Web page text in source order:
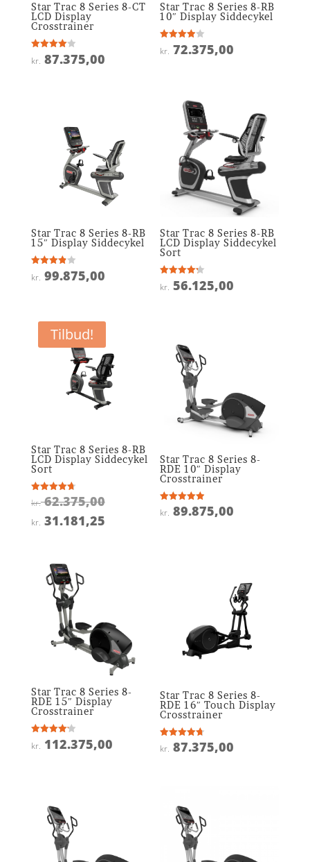
Star Trac 8 Series 8-CT
LCD Display
Crosstrainer
Vurderet
4
kr. 87.375,00
Star Trac 8 Series 8-RB
10″ Display Siddecykel
Vurderet
3.9
kr. 72.375,00
Star Trac 8 Series 8-RB
15″ Display Siddecykel
Vurderet
3.9
kr. 99.875,00
Star Trac 8 Series 8-RB
LCD Display Siddecykel
Sort
Vurderet
4.2
kr. 56.125,00
Tilbud!
Star Trac 8 Series 8-RB
LCD Display Siddecykel
Sort
Vurderet
4.7
ud af 5
kr.62.375,00Den
oprindelige
kr. 31.181,25Den
Star Trac 8 Series 8-
RDE 10″ Display
Crosstrainer
Vurderet
4.9
kr. 89.875,00
Star Trac 8 Series 8-
RDE 15″ Display
Crosstrainer
Vurderet
4.2
kr. 112.375,00
Star Trac 8 Series 8-
RDE 16″ Touch Display
Crosstrainer
Vurderet
4.7
kr. 87.375,00